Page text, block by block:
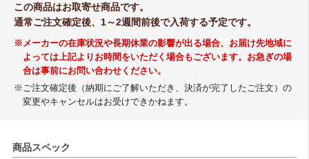
この商品はお取寄せ商品です。
通常ご注文確定後、1～2週間前後で入荷する予定です。
※メーカーの在庫状況や長期休業の影響が出る場合、お届け先地域に
よっては上記よりお時間をいただく場合もございます。お急ぎの場
合は事前にお問い合わせください。
※ご注文確定後（納期にご了解いただき、決済が完了したご注文）の
変更やキャンセルはお受けできかねます。
商品スペック